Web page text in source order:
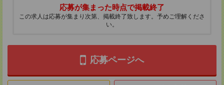
応募が集まった時点で掲載終了
この求人は応募が集まり次第、掲載終了致します。予めご理解くださ
い。
応募ページへ